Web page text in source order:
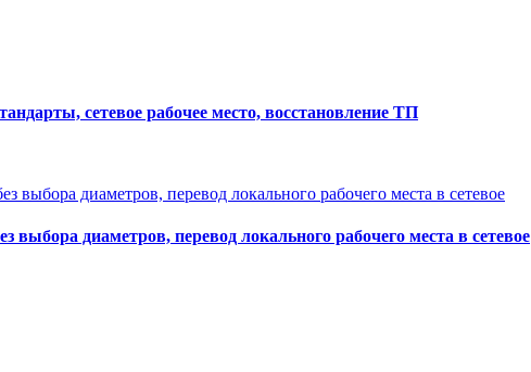
сетевое рабочее место, восстановление ТП
выбора диаметров, перевод локального рабочего места в сетевое